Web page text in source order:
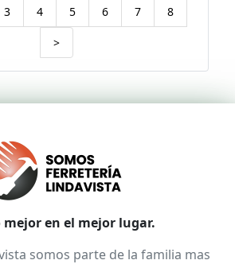
3 4 5 6 7 8
>
mejor en el mejor lugar.
somos parte de la familia mas